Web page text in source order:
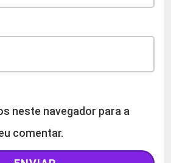
neste navegador para a
comentar.